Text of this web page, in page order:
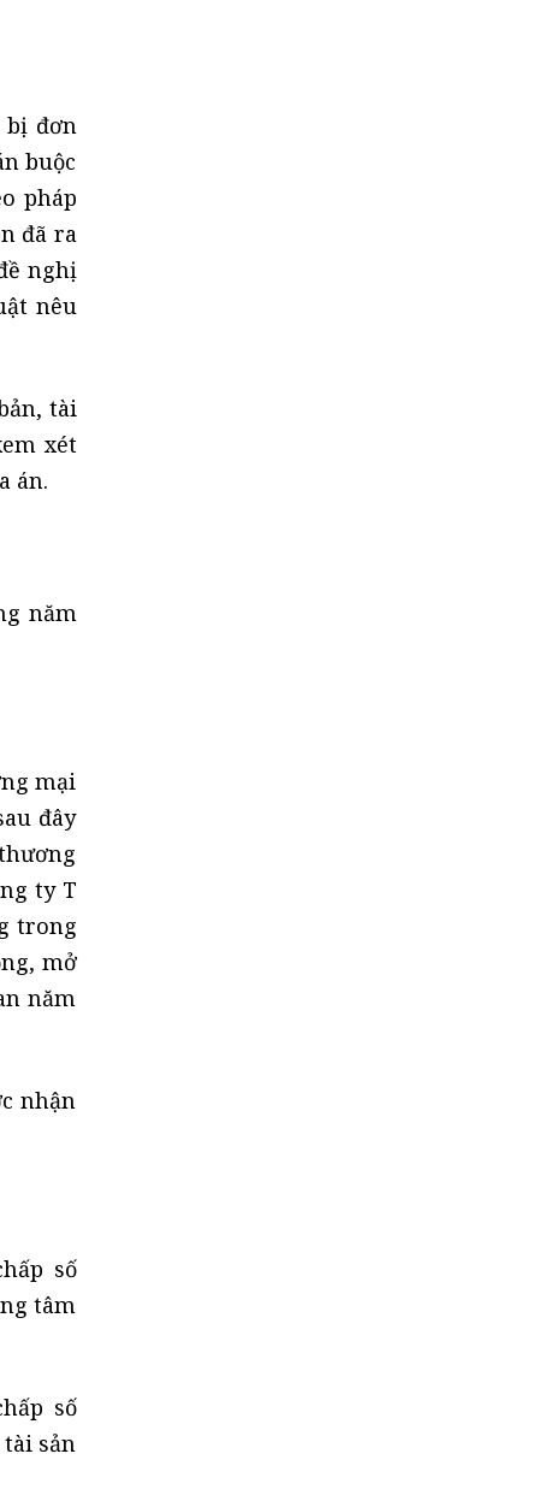
đơn
buộc
pháp
đã ra
nghị
nêu
tài
xét
án.
năm
mại
đây
ty T
trong
mở
năm
nhận
số
tâm
số
sản